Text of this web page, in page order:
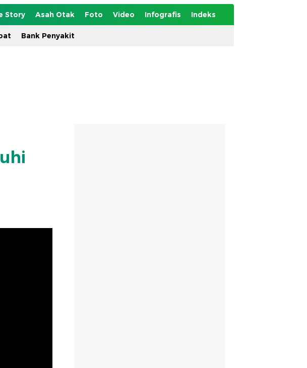
Story Asah Otak Foto Video Infografis Indeks
Bank Penyakit